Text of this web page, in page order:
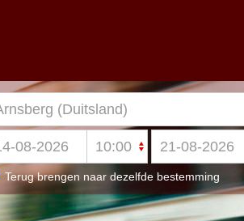
Terug brengen naar dezelfde bestemming